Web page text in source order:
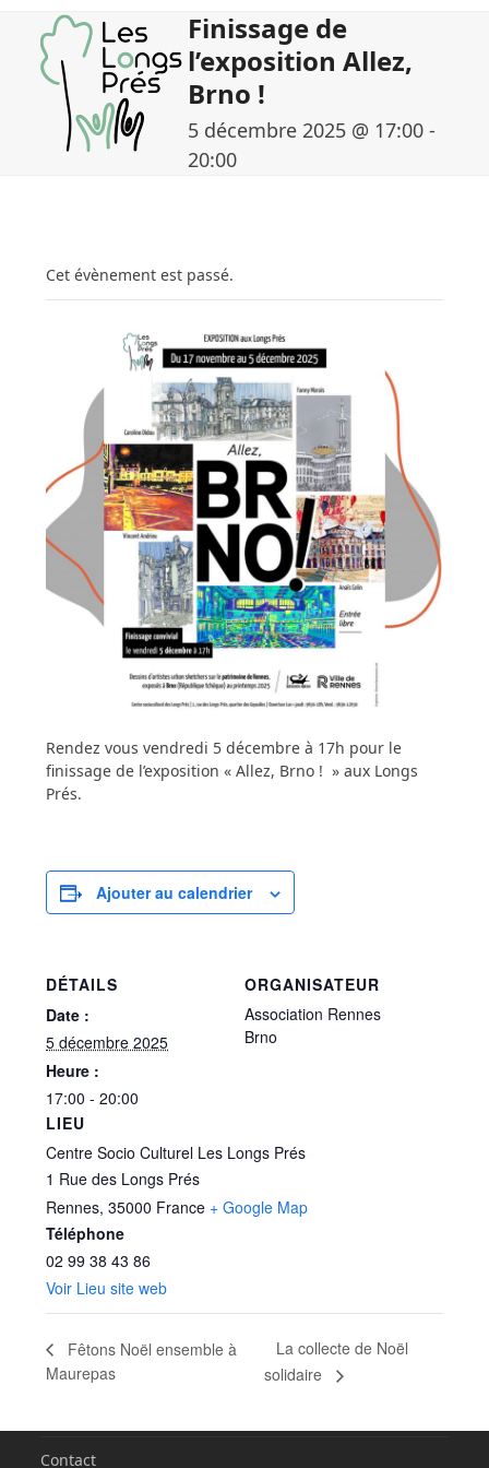
content
Open
mobile
menu
Close
mobile
menu
Finissage de
l’exposition Allez,
Brno !
5 décembre 2025 @ 17:00 -
20:00
Cet évènement est passé.
Rendez vous vendredi 5 décembre à 17h pour le
finissage de l’exposition « Allez, Brno ! » aux Longs
Prés.
Ajouter au calendrier
DÉTAILS
Date :
5 décembre 2025
Heure :
17:00 - 20:00
LIEU
Centre Socio Culturel Les Longs Prés
1 Rue des Longs Prés
Rennes, 35000 France + Google Map
Téléphone
02 99 38 43 86
Voir Lieu site web
ORGANISATEUR
Association Rennes
Brno
Fêtons Noël ensemble à
Maurepas
La collecte de Noël
solidaire
Contact